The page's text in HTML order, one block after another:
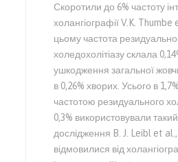
Скоротили до 6% частоту
холангіографії V.K.
цьому частота
холедохолітіазу склала
ушкодження загальної
в 0,26% хворих. Усього в
частотою резидуального
0,3% використовували
дослідження B. J. Leibl et
відмовилися від